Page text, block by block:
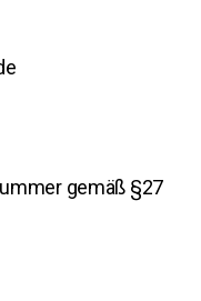
gemäß §27